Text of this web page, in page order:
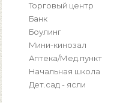
Торговый центр
Банк
Боулинг
Мини-кинозал
Аптека/Мед.пункт
Начальная школа
Дет.сад - ясли